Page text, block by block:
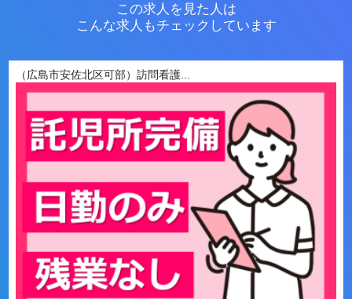
この求人を見た人は
こんな求人もチェックしています
（広島市安佐北区可部）訪問看護...